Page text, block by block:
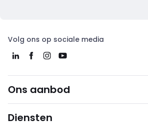
Volg ons op sociale media
Ons aanbod
Diensten